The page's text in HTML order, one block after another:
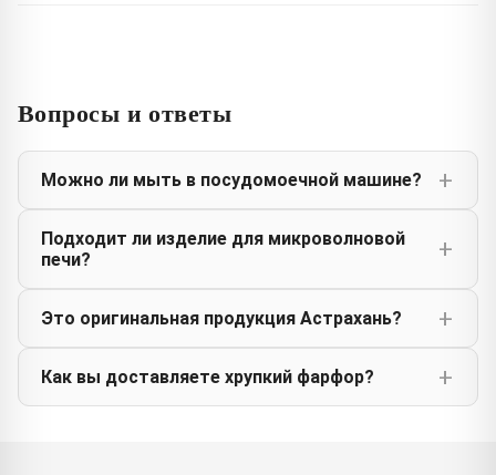
Вопросы и ответы
Можно ли мыть в посудомоечной машине?
Подходит ли изделие для микроволновой
печи?
Это оригинальная продукция Астрахань?
Как вы доставляете хрупкий фарфор?